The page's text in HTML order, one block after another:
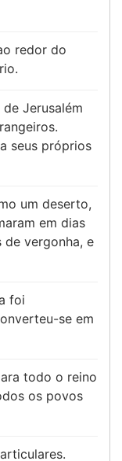
redor do
Jerusalém
seus próprios
um deserto,
em dias
de vergonha, e
foi
se em
todo o reino
os povos